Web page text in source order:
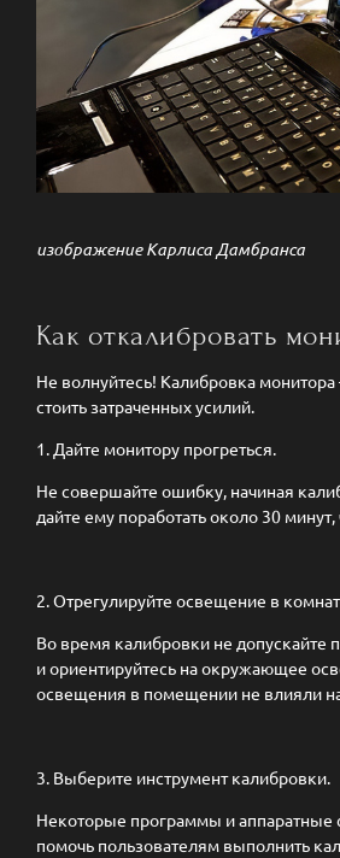
изображение Карлиса Дамбранса
Как откалибровать
Не волнуйтесь! Калибровка
стоить затраченных усилий.
1. Дайте монитору прогреться.
Не совершайте ошибку, начиная
дайте ему поработать около 30
2. Отрегулируйте освещение в
Во время калибровки не допускайте
и ориентируйтесь на окружающее
освещения в помещении не влияли
3. Выберите инструмент калибровки.
Некоторые программы и аппаратные
помочь пользователям выполнить